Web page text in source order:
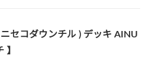
セコダウンチル ) デッキ AINU
】